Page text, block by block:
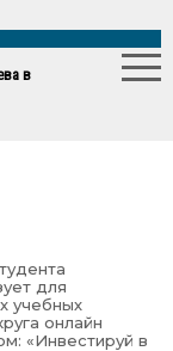
в
для
учебных
онлайн
«Инвестируй в